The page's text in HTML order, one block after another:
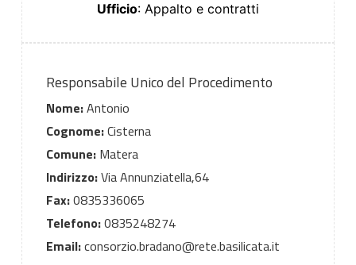
Ufficio: Appalto e contratti
Responsabile Unico del Procedimento
Nome:Antonio
Cognome:Cisterna
Comune:Matera
Indirizzo:Via Annunziatella,64
Fax:0835336065
Telefono:0835248274
Email:consorzio.bradano@rete.basilicata.it